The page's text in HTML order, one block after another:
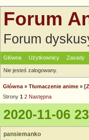
Forum
Forum
Główna Użytkownicy Zasady
Nie jesteś zalogowany.
Główna » Tłumaczenie anime »
Strony 1 2 Następna
2020-11-06
pansiemanko